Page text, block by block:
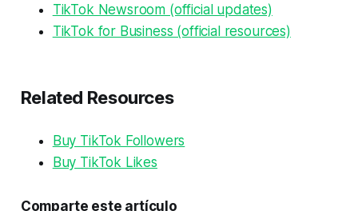
TikTok Newsroom (official updates)
TikTok for Business (official resources)
Related Resources
Buy TikTok Followers
Buy TikTok Likes
Comparte este artículo